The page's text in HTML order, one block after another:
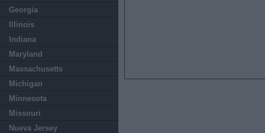
Georgia
Illinois
Indiana
Maryland
Massachusetts
Michigan
Minnesota
Missouri
Nueva Jersey